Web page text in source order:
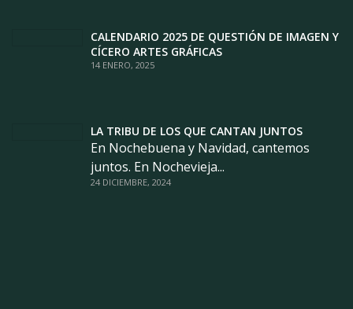
CALENDARIO 2025 DE QUESTIÓN DE IMAGEN Y
CÍCERO ARTES GRÁFICAS
14 ENERO, 2025
LA TRIBU DE LOS QUE CANTAN JUNTOS
En Nochebuena y Navidad, cantemos
juntos. En Nochevieja...
24 DICIEMBRE, 2024